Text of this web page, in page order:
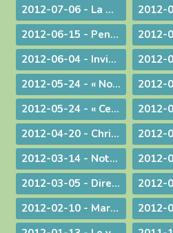
2012-07-06 - La miséricorde et le ministère du prêtre
2012-06-15 - Pentecôte 2012 : La fête d'une famille aux nombreux enfants !
2012-06-04 - Invitation à l'Assemblée Générale de l'Association Diocésaine
2012-05-24 - « Nous voulons vivre, développer et transmettre ce message chrétien ! »
2012-05-24 - « Ce n'est pas le fait d'être évêque qui m'a rendu heureux, c'est le fait d'avoir donné ma vie »
2012-04-20 - Christ est ressuscité !
2012-03-14 - Note complémentaire à propos des élections
2012-03-05 - Directives diocésaines sur les intentions et offrandes de Messes
2012-02-10 - Marcher pour la Vie